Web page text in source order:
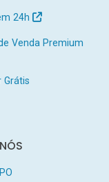
24h
Venda Premium
Grátis